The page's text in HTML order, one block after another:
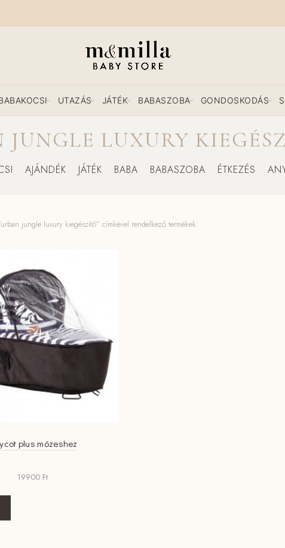
UTAZÁS JÁTÉK BABASZOBA GONDOSKODÁS
JUNGLE LUXURY
AJÁNDÉK JÁTÉK BABA BABASZOBA ÉTKEZÉS
jungle luxury kiegészítő” címkével rendelkező termékek
plus mózeshez
19900 Ft